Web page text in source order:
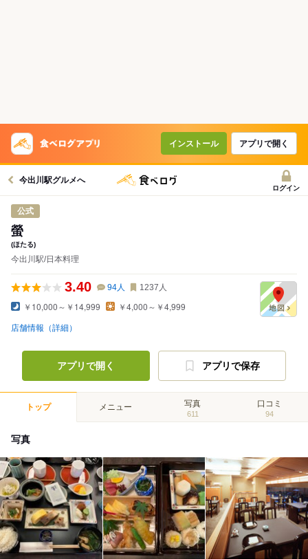
インストール アプリで開く
今出川駅グルメへ
ログイン
公式
螢
(ほたる)
今出川駅/日本料理
3.40 94人 1237 人
￥10,000～￥14,999 ￥4,000～￥4,999
店舗情報（詳細）
アプリで開く アプリで保存
トップ メニュー 写真
611
口コミ
94
写真